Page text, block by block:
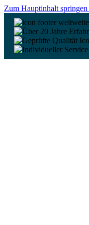
Zum Hauptinhalt springen